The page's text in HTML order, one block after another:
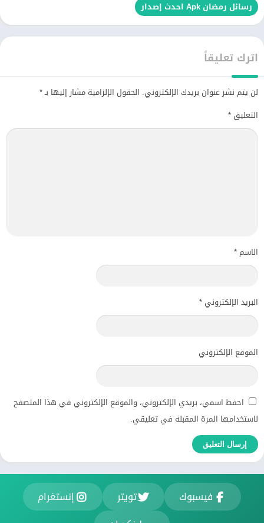
رسائل رمضان Apk احدث إصدار
اترك تعليقاً
لن يتم نشر عنوان بريدك الإلكتروني. الحقول الإلزامية مشار إليها بـ*
التعليق *
الاسم*
البريد الإلكتروني *
الموقع الإلكتروني
احفظ اسمي، بريدي الإلكتروني، والموقع الإلكتروني في هذا المتصفح
لاستخدامها المرة المقبلة في تعليقي.
فيسبوك تويتر
إنستغرام